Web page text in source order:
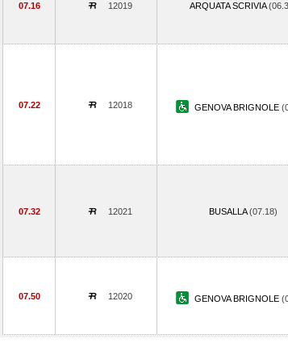
07.16 12019 ARQUATA SCRIVIA
07.22 12018 GENOVA BRIGNOLE
07.32 12021 BUSALLA(07.18)
07.50 12020 GENOVA BRIGNOLE